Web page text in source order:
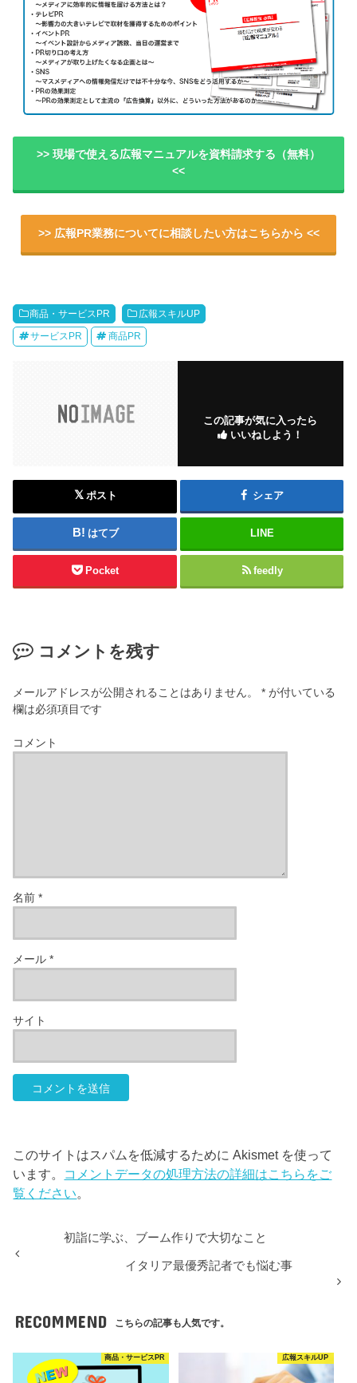
>> 現場で使える広報マニュアルを資料請求する（無料）
<<
>> 広報PR業務についてに相談したい方はこちらから <<
商品・サービスPR 広報スキルUP
サービスPR 商品PR
この記事が気に入ったら
いいねしよう！
ポスト シェア
はてブ LINE
Pocket feedly
コメントを残す
メールアドレスが公開されることはありません。 * が付いている
欄は必須項目です
コメント
名前*
メール*
サイト
このサイトはスパムを低減するために Akismet を使って
います。 コメントデータの処理方法の詳細はこちらをご
覧ください。
初詣に学ぶ、ブーム作りで大切なこと
イタリア最優秀記者でも悩む事
RECOMMEND こちらの記事も人気です。
商品・サービスPR 広報スキルUP